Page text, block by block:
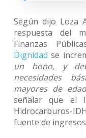
Según dijo Loza
respuesta del
Finanzas
Dignidad se
un bono, y
necesidades
mayores de
señalar que el
Hidrocarburos-
fuente de